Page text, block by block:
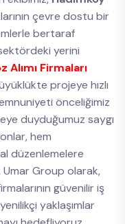
çevre dostu bir
bertaraf
yerini
Alımı Firmaları
projeye hızlı
önceliğimiz
duyduğumuz saygı
hem
düzenlemelere
Group olarak,
güvenilir iş
yaklaşımlar